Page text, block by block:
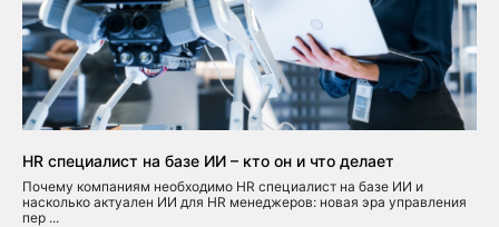
HR специалист на базе ИИ – кто он и что делает
Почему компаниям необходимо HR специалист на базе ИИ и
насколько актуален ИИ для HR менеджеров: новая эра управления
пер ...